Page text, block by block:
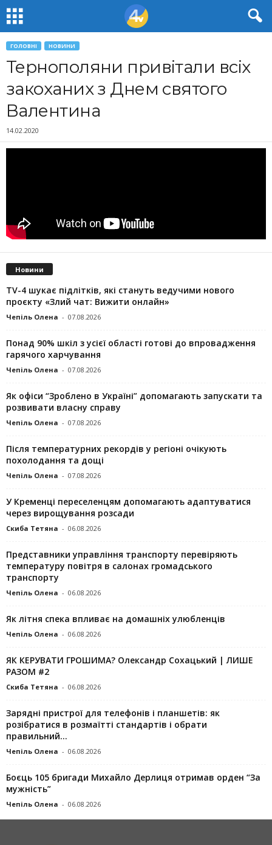
ГОЛОВНІ НОВИНИ
Тернополяни привітали всіх
закоханих з Днем святого
Валентина
14.02.2020
Новини
TV-4 шукає підлітків, які стануть ведучими нового
проєкту «Злий чат: Вижити онлайн»
Чепіль Олена - 07.08.2026
Понад 90% шкіл з усієї області готові до впровадження
гарячого харчування
Чепіль Олена - 07.08.2026
Як офіси “Зроблено в Україні” допомагають запускaти та
розвивати власну справу
Чепіль Олена - 07.08.2026
Після температурних рекордів у регіоні очікують
похолодання та дощі
Чепіль Олена - 07.08.2026
У Кременці переселенцям допомагають адаптуватися
через вирощування розсади
Скиба Тетяна - 06.08.2026
Представники управління транспорту перевіряють
температуру повітря в салонах громадського
транспорту
Чепіль Олена - 06.08.2026
Як літня спека впливає на домашніх улюбленців
Чепіль Олена - 06.08.2026
ЯК КЕРУВАТИ ГРОШИМА? Олександр Сохацький | ЛИШЕ
РАЗОМ #2
Скиба Тетяна - 06.08.2026
Зарядні пристрої для телефонів і планшетів: як
розібратися в розмаїтті стандартів і обрати
правильний...
Чепіль Олена - 06.08.2026
Боєць 105 бригади Михайло Дерлиця отримав орден “За
мужність”
Чепіль Олена - 06.08.2026